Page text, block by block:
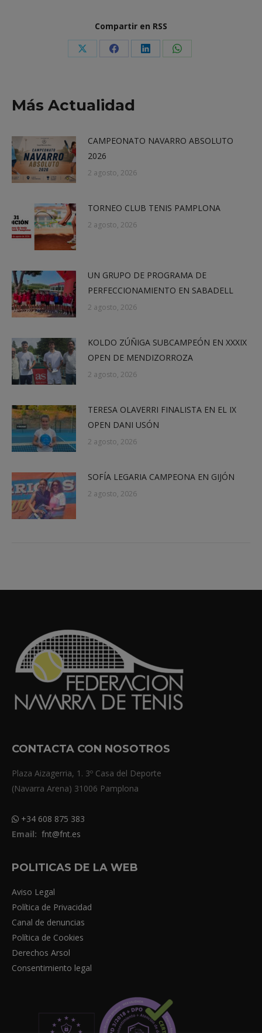
Compartir en RSS
Share Share Share Share
Más Actualidad
CAMPEONATO NAVARRO ABSOLUTO
2026
2 agosto, 2026
TORNEO CLUB TENIS PAMPLONA
2 agosto, 2026
UN GRUPO DE PROGRAMA DE
PERFECCIONAMIENTO EN SABADELL
2 agosto, 2026
KOLDO ZÚÑIGA SUBCAMPEÓN EN XXXIX
OPEN DE MENDIZORROZA
2 agosto, 2026
TERESA OLAVERRI FINALISTA EN EL IX
OPEN DANI USÓN
2 agosto, 2026
SOFÍA LEGARIA CAMPEONA EN GIJÓN
2 agosto, 2026
CONTACTA CON NOSOTROS
Plaza Aizagerria, 1. 3º Casa del Deporte
(Navarra Arena) 31006 Pamplona
+34 608 875 383
Email: fnt@fnt.es
POLITICAS DE LA WEB
Aviso Legal
Política de Privacidad
Canal de denuncias
Política de Cookies
Derechos Arsol
Consentimiento legal